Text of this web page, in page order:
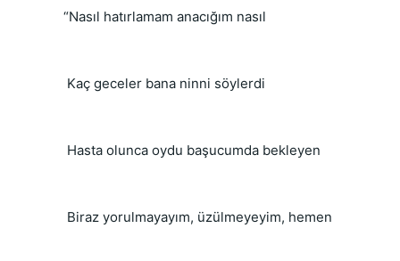
“Nasıl hatırlamam anacığım nasıl
Kaç geceler bana ninni söylerdi
Hasta olunca oydu başucumda bekleyen
Biraz yorulmayayım, üzülmeyeyim, hemen